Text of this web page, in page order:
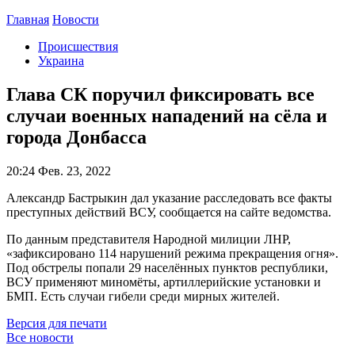
Главная Новости
Происшествия
Украина
Глава СК поручил фиксировать все
случаи военных нападений на сёла и
города Донбасса
20:24 Фев. 23, 2022
Александр Бастрыкин дал указание расследовать все факты
преступных действий ВСУ, сообщается на сайте ведомства.
По данным представителя Народной милиции ЛНР,
«зафиксировано 114 нарушений режима прекращения огня».
Под обстрелы попали 29 населённых пунктов республики,
ВСУ применяют миномёты, артиллерийские установки и
БМП. Есть случаи гибели среди мирных жителей.
Версия для печати
Все новости